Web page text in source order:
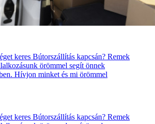
keres Bútorszállítás kapcsán? Remek
örömmel segít önnek
Hívjon minket és mi örömmel
keres Bútorszállítás kapcsán? Remek